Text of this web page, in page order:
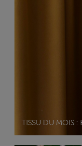
TISSU DU MOIS :